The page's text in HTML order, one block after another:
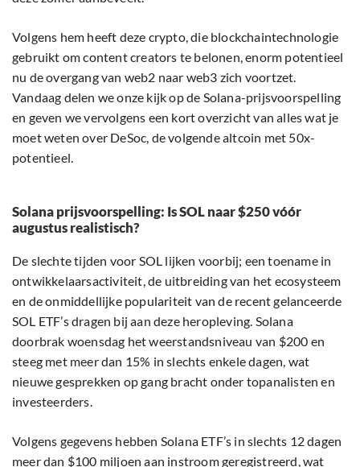
Volgens hem heeft deze crypto, die blockchaintechnologie
gebruikt om content creators te belonen, enorm potentieel
nu de overgang van web2 naar web3 zich voortzet.
Vandaag delen we onze kijk op de Solana-prijsvoorspelling
en geven we vervolgens een kort overzicht van alles wat je
moet weten over DeSoc, de volgende altcoin met 50x-
potentieel.
Solana prijsvoorspelling: Is SOL naar $250 vóór
augustus realistisch?
De slechte tijden voor SOL lijken voorbij; een toename in
ontwikkelaarsactiviteit, de uitbreiding van het ecosysteem
en de onmiddellijke populariteit van de recent gelanceerde
SOL ETF’s dragen bij aan deze heropleving. Solana
doorbrak woensdag het weerstandsniveau van $200 en
steeg met meer dan 15% in slechts enkele dagen, wat
nieuwe gesprekken op gang bracht onder topanalisten en
investeerders.
Volgens gegevens hebben Solana ETF’s in slechts 12 dagen
meer dan $100 miljoen aan instroom geregistreerd, wat